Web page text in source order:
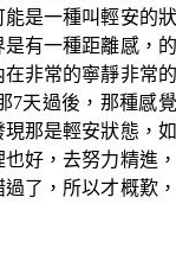
是一種叫輕安的狀
有一種距離感，的
非常的寧靜非常的
7天過後，那種感覺
那是輕安狀態，如
好，去努力精進，
了，所以才概歎，